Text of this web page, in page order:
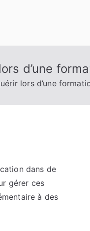
d’une
lors d’une
dans de
gérer ces
à des